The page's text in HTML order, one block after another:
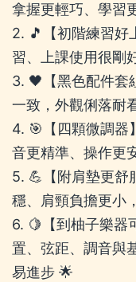
拿握更輕巧、學習
2. 🎵【初階練習好
習、上課使用很剛
3. 🖤【黑色配件套
一致，外觀俐落耐
4. 🎯【四顆微調器
音更精準、操作更
5. 💪【附肩墊更舒
穩、肩頸負擔更小
6. 🍋【到柚子樂器
置、弦距、調音與
易進步 🌟